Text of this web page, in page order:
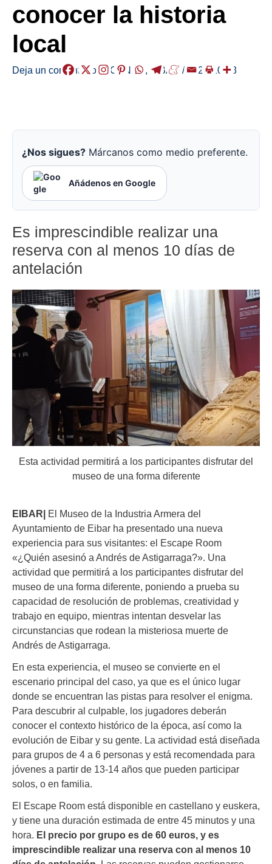
conocer la historia
local
Deja un comentario /AGENDA , EIBAR / 2024-10-08
¿Nos sigues? Márcanos como medio preferente.
Añádenos en Google
Es imprescindible realizar una
reserva con al menos 10 días de
antelación
Esta actividad permitirá a los participantes disfrutar del
museo de una forma diferente
EIBAR| El Museo de la Industria Armera del
Ayuntamiento de Eibar ha presentado una nueva
experiencia para sus visitantes: el Escape Room
«¿Quién asesinó a Andrés de Astigarraga?». Una
actividad que permitirá a los participantes disfrutar del
museo de una forma diferente, poniendo a prueba su
capacidad de resolución de problemas, creatividad y
trabajo en equipo, mientras intentan desvelar las
circunstancias que rodean la misteriosa muerte de
Andrés de Astigarraga.
En esta experiencia, el museo se convierte en el
escenario principal del caso, ya que es el único lugar
donde se encuentran las pistas para resolver el enigma.
Para descubrir al culpable, los jugadores deberán
conocer el contexto histórico de la época, así como la
evolución de Eibar y su gente. La actividad está diseñada
para grupos de 4 a 6 personas y está recomendada para
jóvenes a partir de 13-14 años que pueden participar
solos, o en familia.
El Escape Room está disponible en castellano y euskera,
y tiene una duración estimada de entre 45 minutos y una
hora. El precio por grupo es de 60 euros, y es
imprescindible realizar una reserva con al menos 10